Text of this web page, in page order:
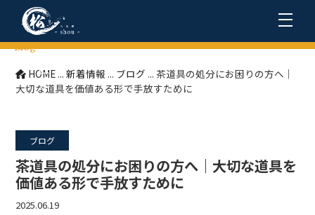
Blog
ブログ
HOME ...新着情報 ... ブログ ... 茶道具の処分にお困りの方へ｜
大切な道具を価値ある形で手放すために
ブログ
茶道具の処分にお困りの方へ｜大切な道具を
価値ある形で手放すために
2025.06.19